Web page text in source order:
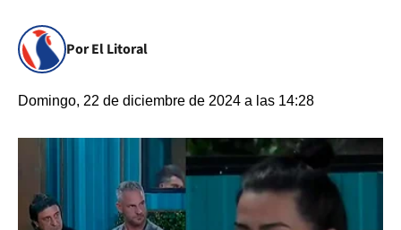
Por El Litoral
Domingo, 22 de diciembre de 2024 a las 14:28